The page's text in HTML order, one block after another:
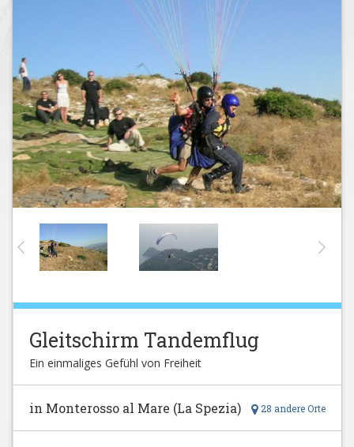
Gleitschirm Tandemflug
Ein einmaliges Gefühl von Freiheit
28 andere Orte
in Monterosso al Mare (La Spezia)